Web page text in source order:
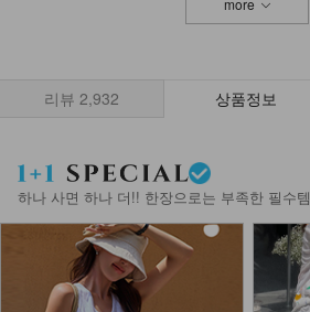
10,900 8,900 18%
DM52-AC-01/원석링 스웨이드 목걸
이
14,900
리뷰 2,932 상품정보
하나 사면 하나 더!! 한장으로는 부족한 필수템